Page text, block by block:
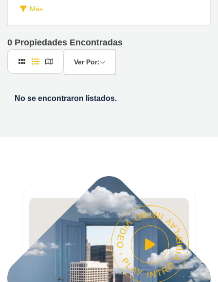
Más
0 Propiedades Encontradas
Ver Por:
No se encontraron listados.
PLAY INTRO VIDEO - PLAY INTRO VIDEO -